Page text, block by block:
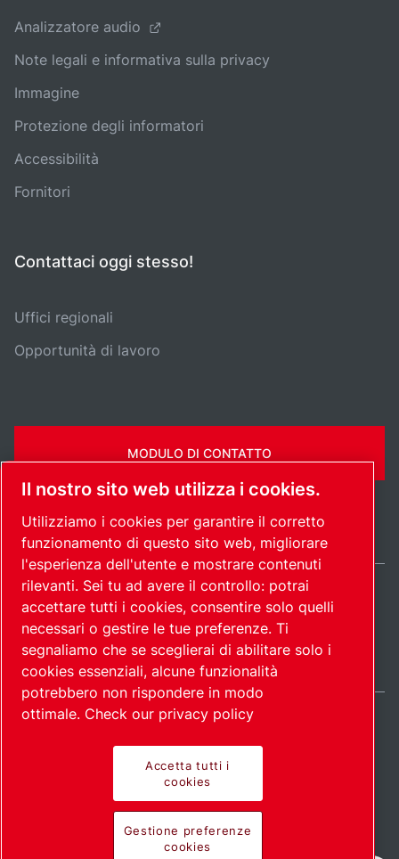
Analizzatore audio
Note legali e informativa sulla privacy
Immagine
Protezione degli informatori
Accessibilità
Fornitori
Contattaci oggi stesso!
Uffici regionali
Opportunità di lavoro
MODULO DI CONTATTO
Mappa del
sito
Gestione preferenze
cookies
© 2026
Copyright.
Italy / IT
Prodotti all'avanguardia.
Applicazione con
Il nostro sito web utilizza i cookies.
Utilizziamo i cookies per garantire il corretto
funzionamento di questo sito web, migliorare
l'esperienza dell'utente e mostrare contenuti
rilevanti. Sei tu ad avere il controllo: potrai
accettare tutti i cookies, consentire solo quelli
necessari o gestire le tue preferenze. Ti
segnaliamo che se sceglierai di abilitare solo i
cookies essenziali, alcune funzionalità
potrebbero non rispondere in modo
ottimale. Check our privacy policy
Accetta tutti i
cookies
Gestione preferenze
cookies